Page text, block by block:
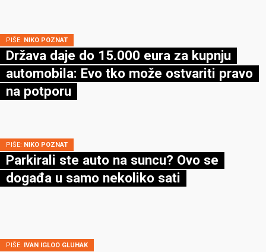
PIŠE: NIKO POZNAT
Država daje do 15.000 eura za kupnju
automobila: Evo tko može ostvariti pravo
na potporu
PIŠE: NIKO POZNAT
Parkirali ste auto na suncu? Ovo se
događa u samo nekoliko sati
PIŠE: IVAN IGLOO GLUHAK